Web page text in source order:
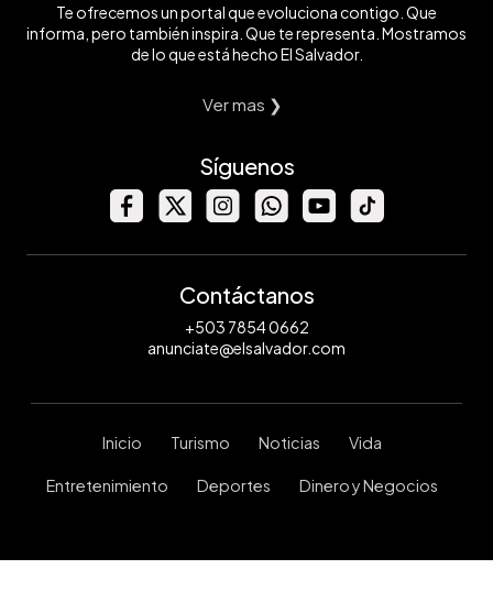
Te ofrecemos un portal que evoluciona contigo. Que
informa, pero también inspira. Que te representa. Mostramos
de lo que está hecho El Salvador.
Ver mas ❯
Síguenos
Contáctanos
+503 7854 0662
anunciate@elsalvador.com
Inicio Turismo Noticias Vida
Entretenimiento Deportes Dinero y Negocios